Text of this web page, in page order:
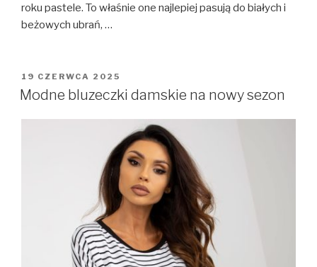
roku pastele. To właśnie one najlepiej pasują do białych i
beżowych ubrań, …
OPUBLIKOWANE
W
19 CZERWCA 2025
Modne bluzeczki damskie na nowy sezon